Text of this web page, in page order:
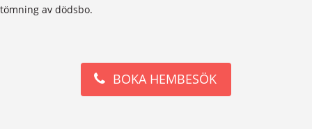
tömning av dödsbo.
BOKA HEMBESÖK